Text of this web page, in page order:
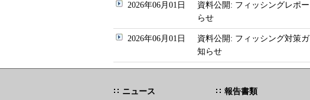
2026年06月01日
資料公開: フィッシングレポ
らせ
2026年06月01日
資料公開: フィッシング対策
知らせ
ニュース
報告書類